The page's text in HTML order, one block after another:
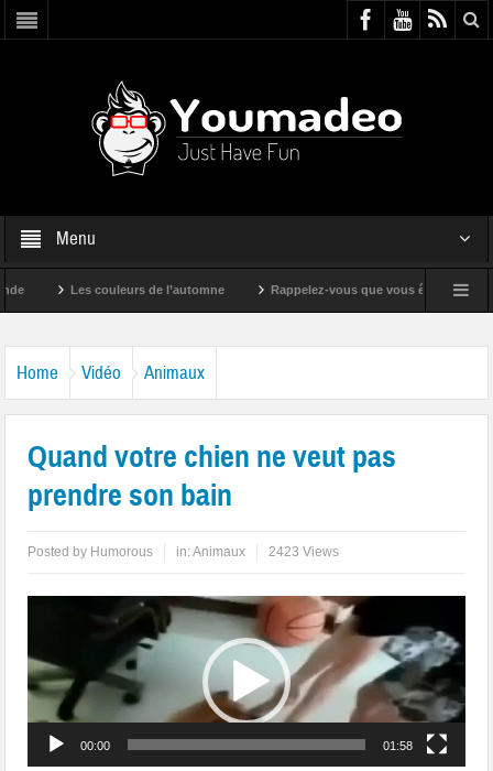
Menu
Les couleurs de l’automne Rappelez-vous que vous êtes super !
Home Vidéo Animaux
Quand votre chien ne veut pas
prendre son bain
Posted by Humorous in:Animaux 2423 Views
00:00 01:58